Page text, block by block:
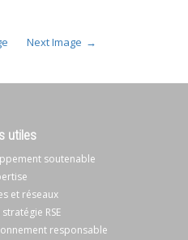
Next Image
utiles
soutenable
et réseaux
RSE
responsable